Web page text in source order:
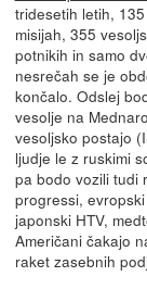
tridesetih letih,
misijah, 355
potnikih in samo
nesrečah se je
končalo. Odslej
vesolje na
vesoljsko postajo
ljudje le z ruskimi
pa bodo vozili tudi
progressi, evropski
japonski HTV,
Američani čakajo
raket zasebnih